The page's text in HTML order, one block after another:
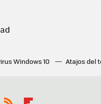
Windows 10 Atajos del